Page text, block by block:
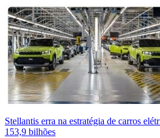
Stellantis erra na estratégia de carros
153,9 bilhões